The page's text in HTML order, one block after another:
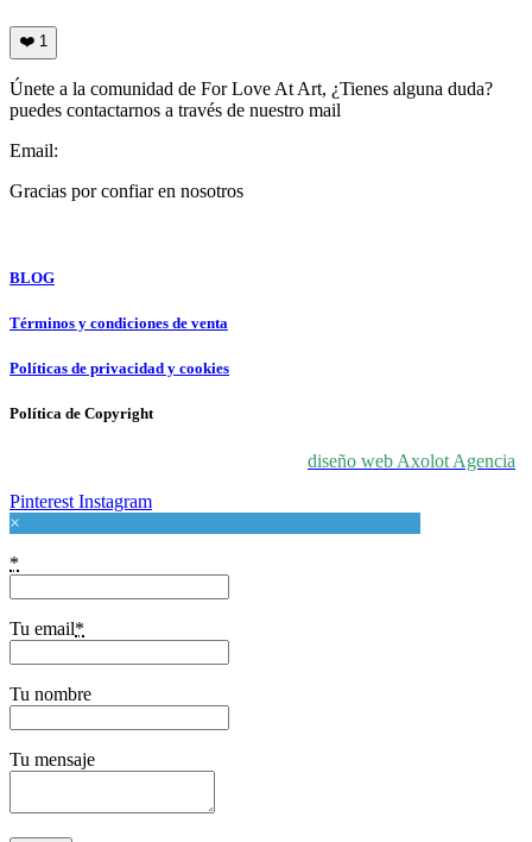
❤️ 1
Únete a la comunidad de For Love At Art, ¿Tienes alguna duda?
puedes contactarnos a través de nuestro mail
Email:
Gracias por confiar en nosotros
BLOG
Términos y condiciones de venta
Políticas de privacidad y cookies
Política de Copyright
diseño web Axolot Agencia
Pinterest Instagram
×
*
Tu email*
Tu nombre
Tu mensaje